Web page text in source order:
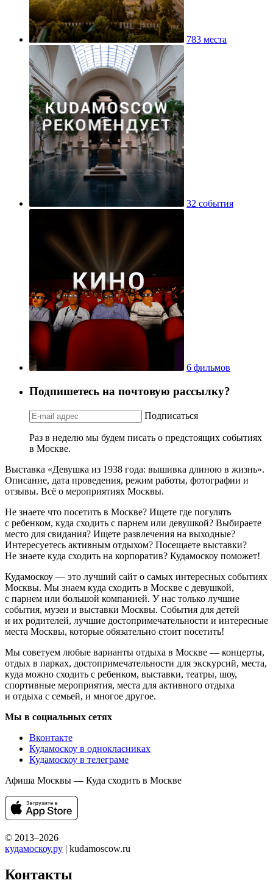
783 места
32 события
6 фильмов
Подпишетесь на почтовую рассылку?
Подписаться
Раз в неделю мы будем писать о предстоящих событиях
в Москве.
Выставка «Девушка из 1938 года: вышивка длиною в жизнь».
Описание, дата проведения, режим работы, фотографии и
отзывы. Всё о мероприятиях Москвы.
Не знаете что посетить в Москве? Ищете где погулять
с ребенком, куда сходить с парнем или девушкой? Выбираете
место для свидания? Ищете развлечения на выходные?
Интересуетесь активным отдыхом? Посещаете выставки?
Не знаете куда сходить на корпоратив? Кудамоскоу поможет!
Кудамоскоу — это лучший сайт о самых интересных событиях
Москвы. Мы знаем куда сходить в Москве с девушкой,
с парнем или большой компанией. У нас только лучшие
события, музеи и выставки Москвы. События для детей
и их родителей, лучшие достопримечательности и интересные
места Москвы, которые обязательно стоит посетить!
Мы советуем любые варианты отдыха в Москве — концерты,
отдых в парках, достопримечательности для экскурсий, места,
куда можно сходить с ребенком, выставки, театры, шоу,
спортивные мероприятия, места для активного отдыха
и отдыха с семьей, и многое другое.
Мы в социальных сетях
Вконтакте
Кудамоскоу в однокласниках
Кудамоскоу в телеграме
Афиша Москвы — Куда сходить в Москве
© 2013–2026
кудамоскоу.ру | kudamoscow.ru
Контакты